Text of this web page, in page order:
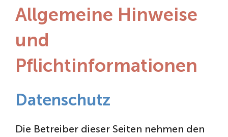
Allgemeine Hinweise
und
Pflichtinformationen
Datenschutz
Die Betreiber dieser Seiten nehmen den